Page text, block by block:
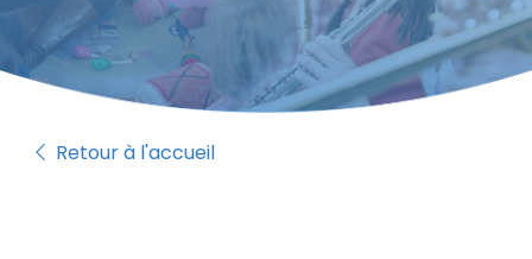
Retour à l'accueil